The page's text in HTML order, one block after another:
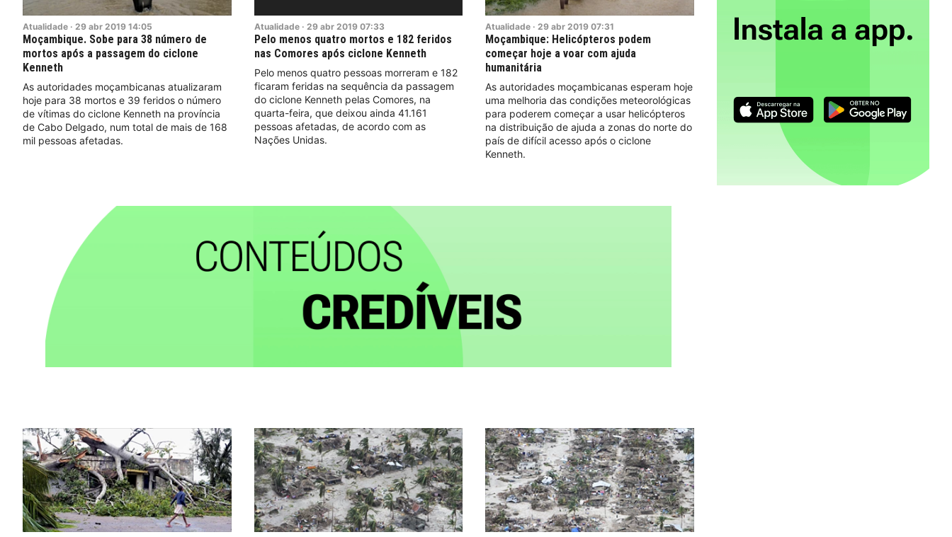
Atualidade · 29 abr 2019 14:05
Moçambique. Sobe para 38 número de
mortos após a passagem do ciclone
Kenneth
As autoridades moçambicanas atualizaram
hoje para 38 mortos e 39 feridos o número
de vítimas do ciclone Kenneth na província
de Cabo Delgado, num total de mais de 168
mil pessoas afetadas.
Atualidade · 29 abr 2019 07:33
Pelo menos quatro mortos e 182 feridos
nas Comores após ciclone Kenneth
Pelo menos quatro pessoas morreram e 182
ficaram feridas na sequência da passagem
do ciclone Kenneth pelas Comores, na
quarta-feira, que deixou ainda 41.161
pessoas afetadas, de acordo com as
Nações Unidas.
Atualidade · 29 abr 2019 07:31
Moçambique: Helicópteros podem
começar hoje a voar com ajuda
humanitária
As autoridades moçambicanas esperam hoje
uma melhoria das condições meteorológicas
para poderem começar a usar helicópteros
na distribuição de ajuda a zonas do norte do
país de difícil acesso após o ciclone
Kenneth.